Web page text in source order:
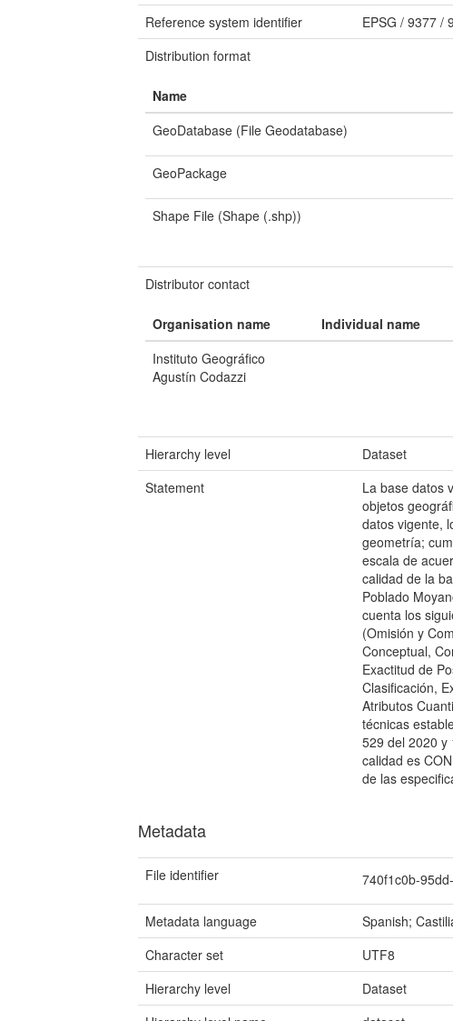
Reference system identifier EPSG /9377 /
Distribution format
Name
GeoDatabase (File Geodatabase)
GeoPackage
Shape File (Shape (.shp))
Distributor contact
Organisation name Individual name
Instituto Geográfico
Agustín Codazzi
Hierarchy level
Dataset
Statement
La base datos
objetos
datos vigente,
geometría;
escala de
calidad de la
Poblado
cuenta los
(Omisión y
Conceptual,
Exactitud de
Clasificación,
Atributos
técnicas
529 del 2020 y
calidad es
de las
Metadata
File identifier 740f1c0b-
Metadata language
Spanish;
Character set
UTF8
Hierarchy level
Dataset